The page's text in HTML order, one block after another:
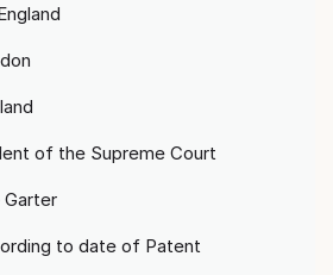
of the Supreme Court
to date of Patent